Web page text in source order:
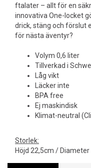
ftalater – allt för en
innovativa One-locket
drick, stäng och förslut
för nästa äventyr?
Volym 0,6 liter
Tillverkad i
Låg vikt
Läcker inte
BPA free
Ej maskindisk
Klimat-neutral
Storlek:
Höjd 22,5cm /